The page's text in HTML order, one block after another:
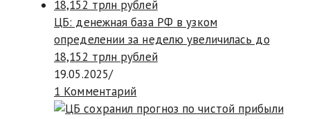
ЦБ: денежная база РФ в узком
определении за неделю увеличилась до
18,152 трлн рублей
19.05.2025/
1 Комментарий